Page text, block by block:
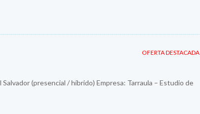
OFERTA DESTACADA
(presencial / híbrido) Empresa: Tarraula – Estudio de